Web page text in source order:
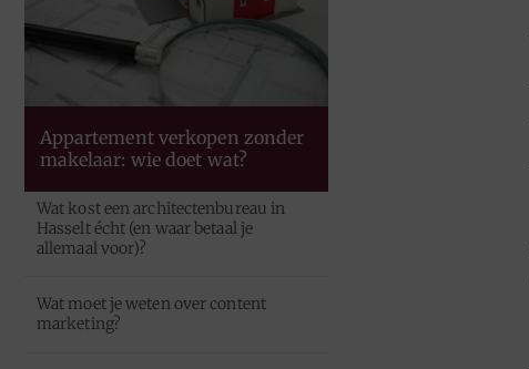
Appartement verkopen zonder
makelaar: wie doet wat?
Wat kost een architectenbureau in
Hasselt écht (en waar betaal je
allemaal voor)?
Wat moet je weten over content
marketing?